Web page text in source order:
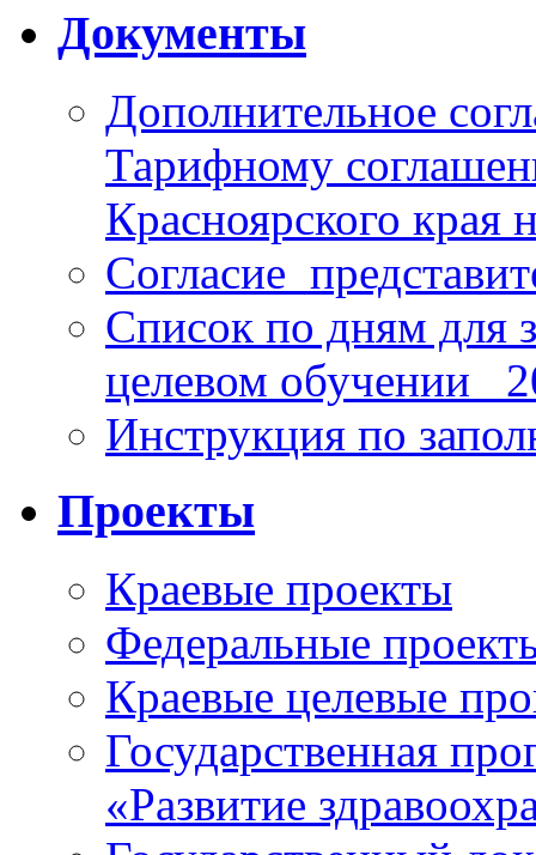
Документы
Дополнительное
Тарифному
Красноярского края
Список по дням для
целевом обучении_
Инструкция по
Проекты
Краевые проекты
Федеральные
Краевые целевые
Государственная
«Развитие